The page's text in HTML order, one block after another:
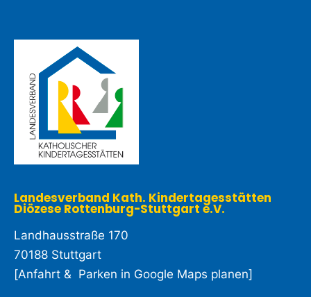
Landesverband Kath. Kindertagesstätten
Diözese Rottenburg-Stuttgart e.V. ​
Landhausstraße 170
70188 Stuttgart
[Anfahrt & Parken in Google Maps planen]